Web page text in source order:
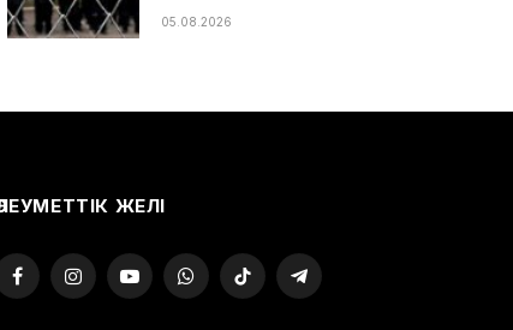
05.08.2026
ЖЕЛІ
FacebookInstagramYouTubeWhatsAppTikTok Telegram